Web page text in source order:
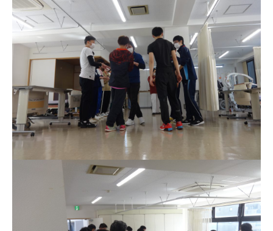
1号館総合受付：〒194-0022 東京都町田市森野1-7-8
TEL：042-729-1026 (平日8時30分〜17時30分)